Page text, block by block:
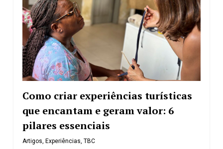
Como criar experiências turísticas
que encantam e geram valor: 6
pilares essenciais
Artigos, Experiências, TBC